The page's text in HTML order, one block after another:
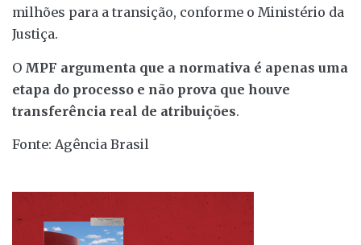
milhões para a transição, conforme o Ministério da
Justiça.
O MPF argumenta que a normativa é apenas uma
etapa do processo e não prova que houve
transferência real de atribuições.
Fonte: Agência Brasil